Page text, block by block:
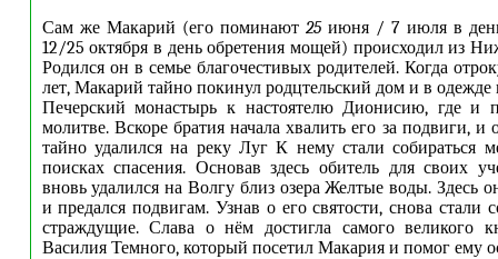
Сам же Макарий (его поминают 25 июня / 7 июля в
12/25 октября в день обретения мощей) происходил из
Родился он в семье благочестивых родителей. Когда
лет, Макарий тайно покинул родцтельский дом и в
Печерский монастырь к настоятелю Дионисию, где и
молитве. Вскоре братия начала хвалить его за подвиги, и
тайно удалился на реку Луг К нему стали собираться
поисках спасения. Основав здесь обитель для своих
вновь удалился на Волгу близ озера Желтые воды. Здесь
и предался подвигам. Узнав о его святости, снова стали
страждущие. Слава о нём достигла самого великого
Василия Темного, который посетил Макария и помог ему